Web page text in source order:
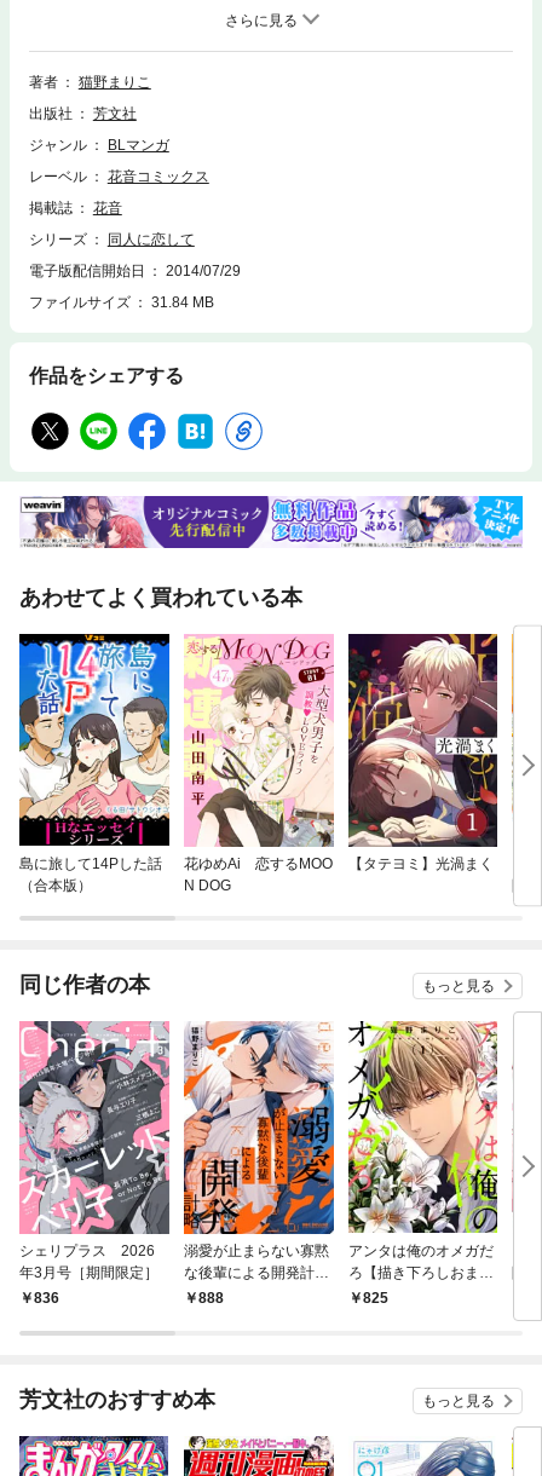
の漫画は、高校時代の親友・芳史を8年間も思い続けてきた壱都が、欲望
の赴くままに自ら描いたものだったのだ! 暴走する壱都の想いに芳史は応
えられるのか…!? ヘタレ芸能人×同人誌印刷所社員の妄想炸裂ラブ★描き
下ろしでは壱都の妄想同人誌を公開!
著者
猫野まりこ
出版社
芳文社
ジャンル
BLマンガ
レーベル
花音コミックス
掲載誌
花音
シリーズ
同人に恋して
電子版配信開始日
2014/07/29
ファイルサイズ
31.84 MB
作品をシェアする
あわせてよく買われている本
島に旅して14Pした話
（合本版）
花ゆめAi 恋するMOO
N DOG
【タテヨミ】光渦まく
同じ作者の本 もっと見る
シェリプラス 2026
年3月号［期間限定］
836
溺愛が止まらない寡黙
な後輩による開発計略
【電子限定かきおろし
888
アンタは俺のオメガだ
ろ【描き下ろしおまけ
付き特装版】 1
825
芳文社のおすすめ本 もっと見る